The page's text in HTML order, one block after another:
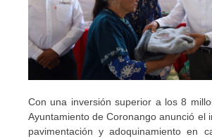
Con una inversión superior a los 8
Ayuntamiento de Coronango anunció el
pavimentación y adoquinamiento en